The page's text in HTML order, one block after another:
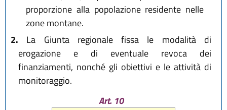
proporzione alla popolazione residente nelle
zone montane.
2. La Giunta regionale fissa le modalità di
erogazione e di eventuale revoca dei
finanziamenti, nonché gli obiettivi e le attività di
monitoraggio.
Art. 10